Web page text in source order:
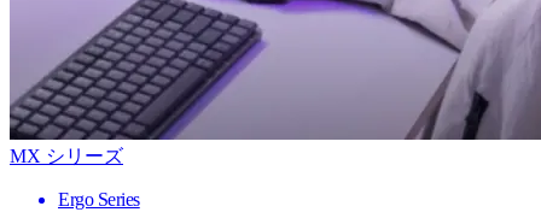
MX シリーズ
Ergo Series